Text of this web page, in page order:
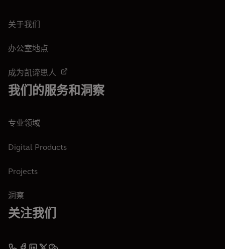
关于我们
办公室地点
成为凯谛思人
我们的服务和洞察
专业领域
Digital Products
Projects
洞察
关注我们